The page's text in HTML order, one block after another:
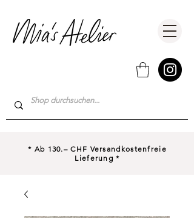
* Ab 130.– CHF Versandkostenfreie
Lieferung *